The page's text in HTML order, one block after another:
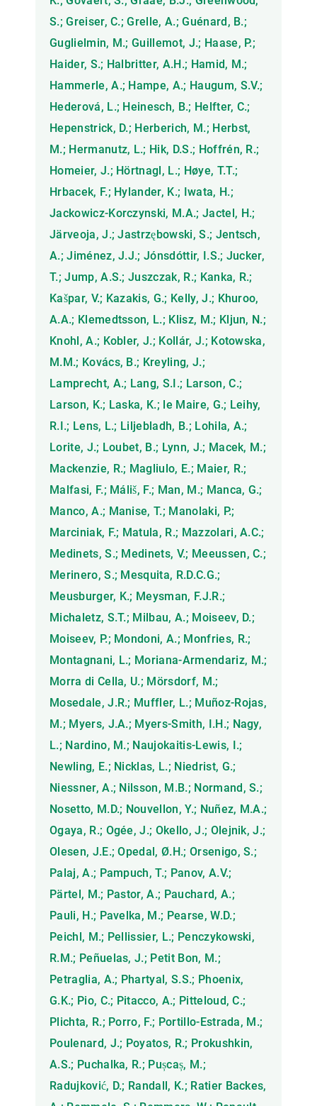
S.; Greiser, C.; Grelle, A.; Guénard, B.;
Guglielmin, M.; Guillemot, J.; Haase, P.;
Haider, S.; Halbritter, A.H.; Hamid, M.;
Hammerle, A.; Hampe, A.; Haugum, S.V.;
Hederová, L.; Heinesch, B.; Helfter, C.;
Hepenstrick, D.; Herberich, M.; Herbst,
M.; Hermanutz, L.; Hik, D.S.; Hoffrén, R.;
Homeier, J.; Hörtnagl, L.; Høye, T.T.;
Hrbacek, F.; Hylander, K.; Iwata, H.;
Jackowicz-Korczynski, M.A.; Jactel, H.;
Järveoja, J.; Jastrzębowski, S.; Jentsch,
A.; Jiménez, J.J.; Jónsdóttir, I.S.; Jucker,
T.; Jump, A.S.; Juszczak, R.; Kanka, R.;
Kašpar, V.; Kazakis, G.; Kelly, J.; Khuroo,
A.A.; Klemedtsson, L.; Klisz, M.; Kljun, N.;
Knohl, A.; Kobler, J.; Kollár, J.; Kotowska,
M.M.; Kovács, B.; Kreyling, J.;
Lamprecht, A.; Lang, S.I.; Larson, C.;
Larson, K.; Laska, K.; le Maire, G.; Leihy,
R.I.; Lens, L.; Liljebladh, B.; Lohila, A.;
Lorite, J.; Loubet, B.; Lynn, J.; Macek, M.;
Mackenzie, R.; Magliulo, E.; Maier, R.;
Malfasi, F.; Máliš, F.; Man, M.; Manca, G.;
Manco, A.; Manise, T.; Manolaki, P.;
Marciniak, F.; Matula, R.; Mazzolari, A.C.;
Medinets, S.; Medinets, V.; Meeussen, C.;
Merinero, S.; Mesquita, R.D.C.G.;
Meusburger, K.; Meysman, F.J.R.;
Michaletz, S.T.; Milbau, A.; Moiseev, D.;
Moiseev, P.; Mondoni, A.; Monfries, R.;
Montagnani, L.; Moriana-Armendariz, M.;
Morra di Cella, U.; Mörsdorf, M.;
Mosedale, J.R.; Muffler, L.; Muñoz-Rojas,
M.; Myers, J.A.; Myers-Smith, I.H.; Nagy,
L.; Nardino, M.; Naujokaitis-Lewis, I.;
Newling, E.; Nicklas, L.; Niedrist, G.;
Niessner, A.; Nilsson, M.B.; Normand, S.;
Nosetto, M.D.; Nouvellon, Y.; Nuñez, M.A.;
Ogaya, R.; Ogée, J.; Okello, J.; Olejnik, J.;
Olesen, J.E.; Opedal, Ø.H.; Orsenigo, S.;
Palaj, A.; Pampuch, T.; Panov, A.V.;
Pärtel, M.; Pastor, A.; Pauchard, A.;
Pauli, H.; Pavelka, M.; Pearse, W.D.;
Peichl, M.; Pellissier, L.; Penczykowski,
R.M.; Peñuelas, J.; Petit Bon, M.;
Petraglia, A.; Phartyal, S.S.; Phoenix,
G.K.; Pio, C.; Pitacco, A.; Pitteloud, C.;
Plichta, R.; Porro, F.; Portillo-Estrada, M.;
Poulenard, J.; Poyatos, R.; Prokushkin,
A.S.; Puchalka, R.; Pușcaș, M.;
Radujković, D.; Randall, K.; Ratier Backes,